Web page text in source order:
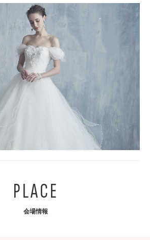
PLACE
会場情報